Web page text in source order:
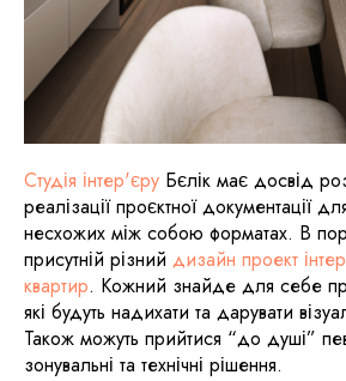
Студія інтер'єру Бєлік має досвід
реалізації проєктної документації
несхожих між собою форматах. В
присутній різний дизайн проект
квартир. Кожний знайде для себе
які будуть надихати та дарувати
Також можуть прийтися “до душі”
зонувальні та технічні рішення.